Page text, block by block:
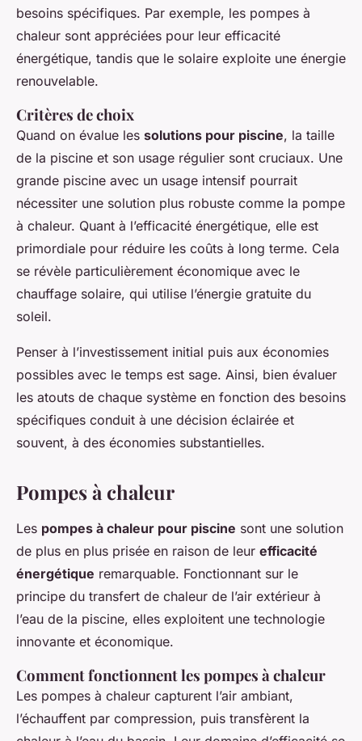
besoins spécifiques. Par exemple, les pompes à
chaleur sont appréciées pour leur efficacité
énergétique, tandis que le solaire exploite une énergie
renouvelable.
Critères de choix
Quand on évalue les solutions pour piscine, la taille
de la piscine et son usage régulier sont cruciaux. Une
grande piscine avec un usage intensif pourrait
nécessiter une solution plus robuste comme la pompe
à chaleur. Quant à l’efficacité énergétique, elle est
primordiale pour réduire les coûts à long terme. Cela
se révèle particulièrement économique avec le
chauffage solaire, qui utilise l’énergie gratuite du
soleil.
Penser à l’investissement initial puis aux économies
possibles avec le temps est sage. Ainsi, bien évaluer
les atouts de chaque système en fonction des besoins
spécifiques conduit à une décision éclairée et
souvent, à des économies substantielles.
Pompes à chaleur
Les pompes à chaleur pour piscine sont une solution
de plus en plus prisée en raison de leur efficacité
énergétique remarquable. Fonctionnant sur le
principe du transfert de chaleur de l’air extérieur à
l’eau de la piscine, elles exploitent une technologie
innovante et économique.
Comment fonctionnent les pompes à chaleur
Les pompes à chaleur capturent l’air ambiant,
l’échauffent par compression, puis transfèrent la